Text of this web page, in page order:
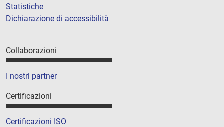
Statistiche
Dichiarazione di accessibilità
Collaborazioni
I nostri partner
Certificazioni
Certificazioni ISO